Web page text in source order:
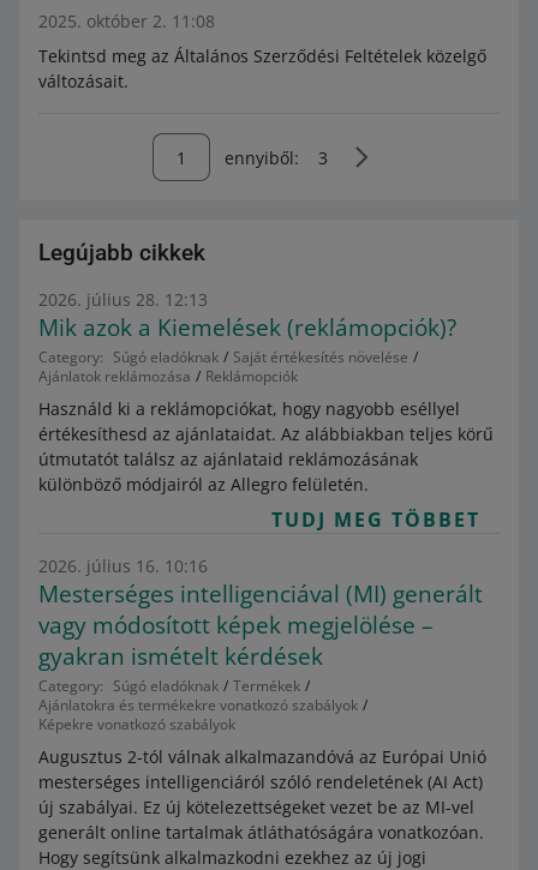
2025. október 2. 11:08
Tekintsd meg az Általános Szerződési Feltételek közelgő
változásait.
ennyiből: 3
Legújabb cikkek
2026. július 28. 12:13
Mik azok a Kiemelések (reklámopciók)?
Category: Súgó eladóknak
Saját értékesítés növelése
Ajánlatok reklámozása
Reklámopciók
Használd ki a reklámopciókat, hogy nagyobb eséllyel
értékesíthesd az ajánlataidat. Az alábbiakban teljes körű
útmutatót találsz az ajánlataid reklámozásának
különböző módjairól az Allegro felületén.
TUDJ MEG TÖBBET
2026. július 16. 10:16
Mesterséges intelligenciával (MI) generált
vagy módosított képek megjelölése –
gyakran ismételt kérdések
Category: Súgó eladóknak
Termékek
Ajánlatokra és termékekre vonatkozó szabályok
Képekre vonatkozó szabályok
Augusztus 2-tól válnak alkalmazandóvá az Európai Unió
mesterséges intelligenciáról szóló rendeletének (AI Act)
új szabályai. Ez új kötelezettségeket vezet be az MI-vel
generált online tartalmak átláthatóságára vonatkozóan.
Hogy segítsünk alkalmazkodni ezekhez az új jogi